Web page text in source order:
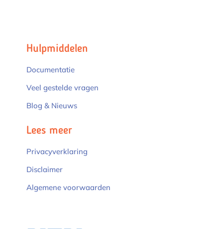
Hulpmiddelen
Documentatie
Veel gestelde vragen
Blog & Nieuws
Lees meer
Privacyverklaring
Disclaimer
Algemene voorwaarden